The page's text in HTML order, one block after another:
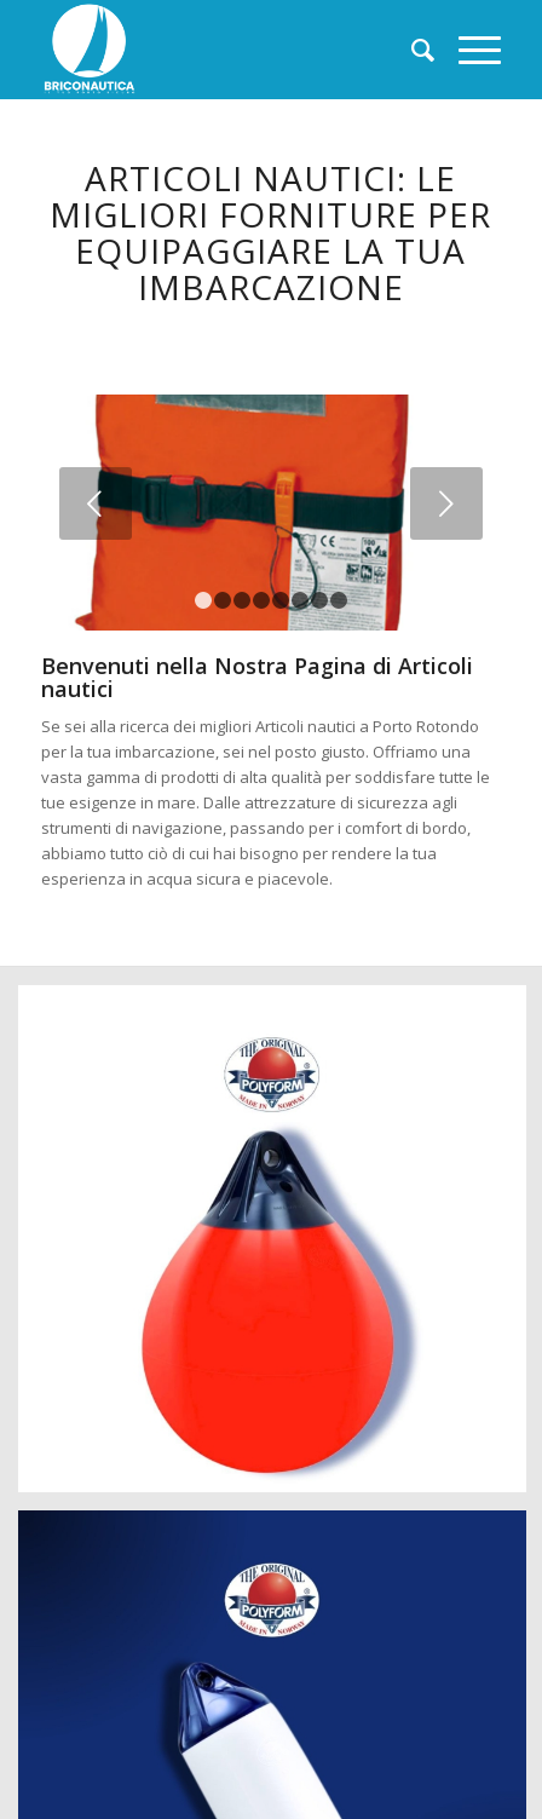
ARTICOLI NAUTICI: LE
MIGLIORI FORNITURE PER
EQUIPAGGIARE LA TUA
IMBARCAZIONE
Succ
1 2 3 4 5
Benvenuti nella Nostra Pagina di Articoli
nautici
Se sei alla ricerca dei migliori Articoli nautici a Porto Rotondo
per la tua imbarcazione, sei nel posto giusto. Offriamo una
vasta gamma di prodotti di alta qualità per soddisfare tutte le
tue esigenze in mare. Dalle attrezzature di sicurezza agli
strumenti di navigazione, passando per i comfort di bordo,
abbiamo tutto ciò di cui hai bisogno per rendere la tua
esperienza in acqua sicura e piacevole.